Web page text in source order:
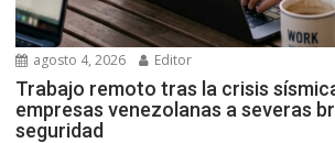
agosto 4, 2026 Editor
Trabajo remoto tras la crisis
empresas venezolanas a severas
seguridad